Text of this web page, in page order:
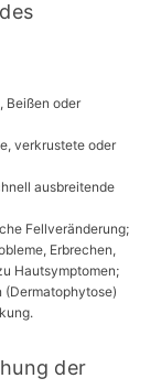
Beißen oder
verkrustete oder
ausbreitende
Fellveränderung;
Erbrechen,
Hautsymptomen;
der